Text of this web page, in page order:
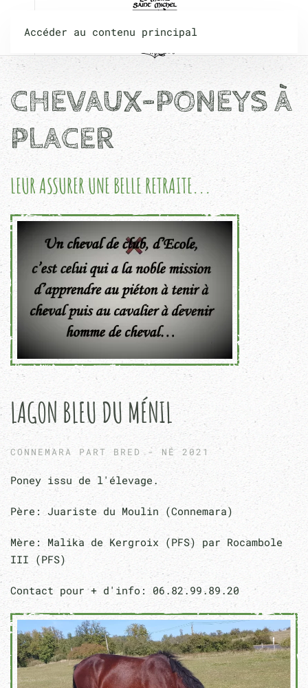
Accéder au contenu principal
CHEVAUX-PONEYS À
PLACER
LEUR ASSURER UNE BELLE RETRAITE...
LAGON BLEU DU MÉNIL
CONNEMARA PART BRED - NÉ 2021
Poney issu de l'élevage.
Père: Juariste du Moulin (Connemara)
Mère: Malika de Kergroix (PFS) par Rocambole
III (PFS)
Contact pour + d'info: 06.82.99.89.20